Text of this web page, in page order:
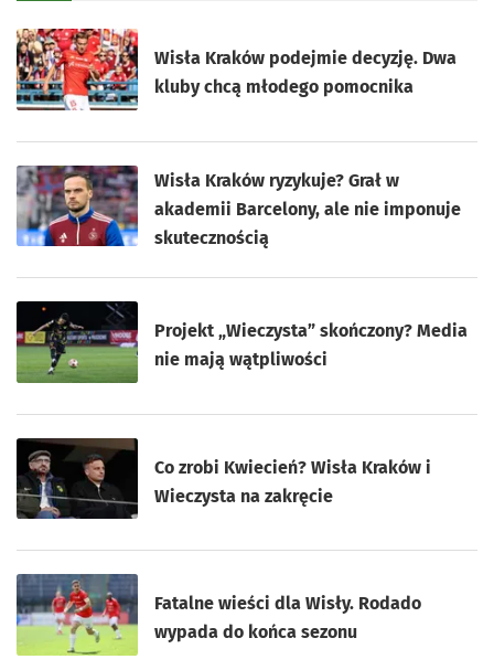
Wisła Kraków podejmie decyzję. Dwa
kluby chcą młodego pomocnika
Wisła Kraków ryzykuje? Grał w
akademii Barcelony, ale nie imponuje
skutecznością
Projekt „Wieczysta” skończony? Media
nie mają wątpliwości
Co zrobi Kwiecień? Wisła Kraków i
Wieczysta na zakręcie
Fatalne wieści dla Wisły. Rodado
wypada do końca sezonu